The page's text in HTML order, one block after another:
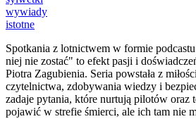
wywiady
istotne
Spotkania z lotnictwem w formie
niej nie zostać" to efekt pasji i
Piotra Zagubienia. Seria powstała z
czytelnictwa, zdobywania wiedzy i
zadaje pytania, które nurtują pilotów oraz
pojawić w strefie śmierci, ale ich tam nie